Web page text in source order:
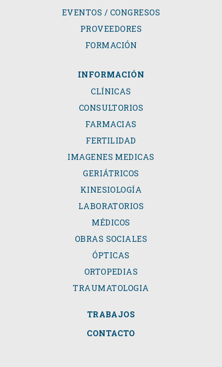
EVENTOS / CONGRESOS
PROVEEDORES
FORMACIÓN
INFORMACIÓN
CLÍNICAS
CONSULTORIOS
FARMACIAS
FERTILIDAD
IMAGENES MEDICAS
GERIÁTRICOS
KINESIOLOGÍA
LABORATORIOS
MÉDICOS
OBRAS SOCIALES
ÓPTICAS
ORTOPEDIAS
TRAUMATOLOGIA
TRABAJOS
CONTACTO